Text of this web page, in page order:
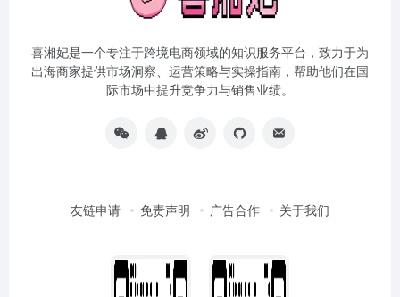
喜湘妃是一个专注于跨境电商领域的知识服务平台，致力于为
出海商家提供市场洞察、运营策略与实操指南，帮助他们在国
际市场中提升竞争力与销售业绩。
友链申请 免责声明 广告合作 关于我们